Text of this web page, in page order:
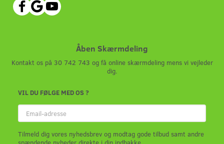
Åben Skærmdeling
Kontakt os på 30 742 743 og få online skærmdeling mens vi vejleder
dig.
VIL DU FØLGE MED OS ?
Email-
adresse
Tilmeld dig vores nyhedsbrev og modtag gode tilbud samt andre
spændende nyheder direkte i din indbakke.